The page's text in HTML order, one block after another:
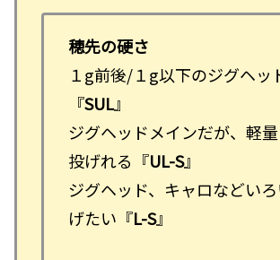
穂先の硬さ
１g前後/１g以下のジグヘッ
『SUL』
ジグヘッドメインだが、軽
投げれる『UL-S』
ジグヘッド、キャロなどい
げたい『L-S』